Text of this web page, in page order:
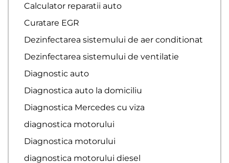
Calculator reparatii auto
Curatare EGR
Dezinfectarea sistemului de aer conditionat
Dezinfectarea sistemului de ventilatie
Diagnostic auto
Diagnostica auto la domiciliu
Diagnostica Mercedes cu viza
diagnostica motorului
Diagnostica motorului
diagnostica motorului diesel